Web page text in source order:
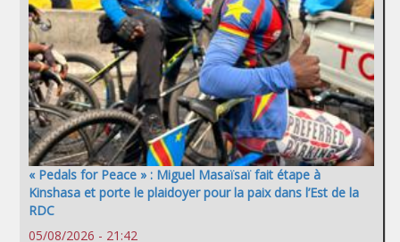
« Pedals for Peace » : Miguel Masaïsaï fait étape à
Kinshasa et porte le plaidoyer pour la paix dans l’Est de la
RDC
05/08/2026 - 21:42